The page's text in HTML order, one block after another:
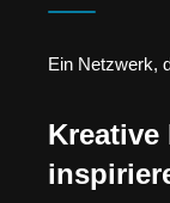
Ein Netzwerk,
Kreative